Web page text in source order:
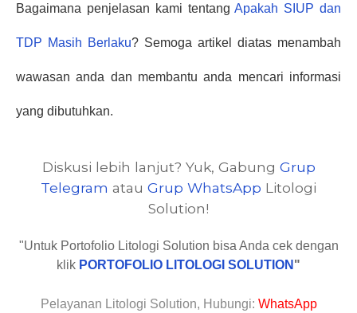
Bagaimana penjelasan kami tentang Apakah SIUP dan
TDP Masih Berlaku? Semoga artikel diatas menambah
wawasan anda dan membantu anda mencari informasi
yang dibutuhkan.
Diskusi lebih lanjut? Yuk, Gabung Grup
Telegram atau Grup WhatsApp Litologi
Solution!
"Untuk Portofolio Litologi Solution bisa Anda cek dengan
klik PORTOFOLIO LITOLOGI SOLUTION "
Pelayanan Litologi Solution, Hubungi: WhatsApp